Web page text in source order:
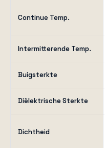
Continue Temp.
Intermitterende Temp.
Buigsterkte
Diëlektrische Sterkte
Dichtheid